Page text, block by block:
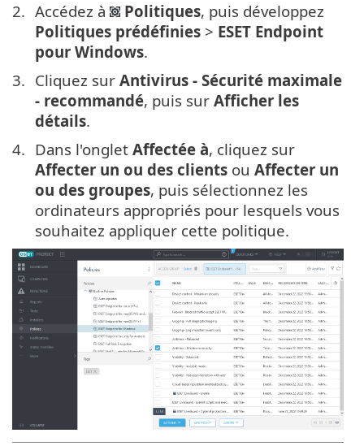
Accédez à
Politiques, puis développez
Politiques prédéfinies > ESET Endpoint
pour Windows.
Cliquez sur Antivirus - Sécurité maximale
- recommandé, puis sur Afficher les
détails.
Dans l'onglet Affectée à, cliquez sur
Affecter un ou des clients ou Affecter un
ou des groupes, puis sélectionnez les
ordinateurs appropriés pour lesquels vous
souhaitez appliquer cette politique.